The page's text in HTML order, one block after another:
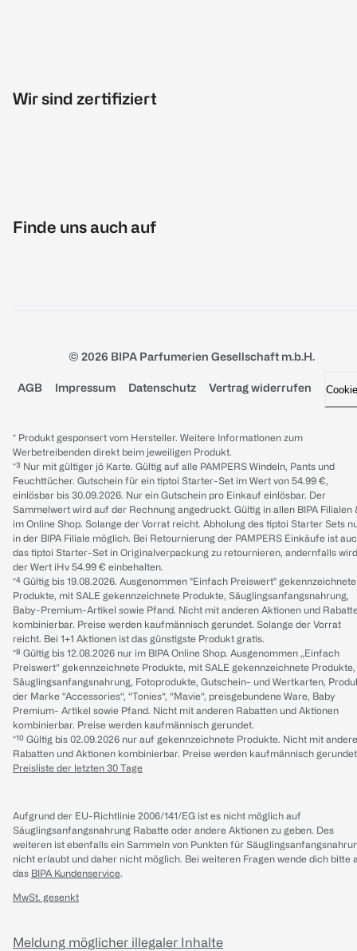
Wir sind zertifiziert
Finde uns auch auf
© 2026 BIPA Parfumerien Gesellschaft m.b.H.
AGB Impressum Datenschutz Vertrag widerrufen
* Produkt gesponsert vom Hersteller. Weitere Informationen zum
Werbetreibenden direkt beim jeweiligen Produkt.
*³ Nur mit gültiger jö Karte. Gültig auf alle PAMPERS Windeln, Pants und
Feuchttücher. Gutschein für ein tiptoi Starter-Set im Wert von 54.99 €,
einlösbar bis 30.09.2026. Nur ein Gutschein pro Einkauf einlösbar. Der
Sammelwert wird auf der Rechnung angedruckt. Gültig in allen BIPA Filialen
im Online Shop. Solange der Vorrat reicht. Abholung des tiptoi Starter Sets
in der BIPA Filiale möglich. Bei Retournierung der PAMPERS Einkäufe ist
das tiptoi Starter-Set in Originalverpackung zu retournieren, andernfalls wird
der Wert iHv 54.99 € einbehalten.
*⁴ Gültig bis 19.08.2026. Ausgenommen "Einfach Preiswert" gekennzeichnete
Produkte, mit SALE gekennzeichnete Produkte, Säuglingsanfangsnahrung,
Baby-Premium-Artikel sowie Pfand. Nicht mit anderen Aktionen und
kombinierbar. Preise werden kaufmännisch gerundet. Solange der Vorrat
reicht. Bei 1+1 Aktionen ist das günstigste Produkt gratis.
*⁸ Gültig bis 12.08.2026 nur im BIPA Online Shop. Ausgenommen „Einfach
Preiswert“ gekennzeichnete Produkte, mit SALE gekennzeichnete Produkte,
Säuglingsanfangsnahrung, Fotoprodukte, Gutschein- und Wertkarten,
der Marke “Accessories“, “Tonies“, “Mavie“, preisgebundene Ware, Baby
Premium- Artikel sowie Pfand. Nicht mit anderen Rabatten und Aktionen
kombinierbar. Preise werden kaufmännisch gerundet.
*¹⁰ Gültig bis 02.09.2026 nur auf gekennzeichnete Produkte. Nicht mit
Rabatten und Aktionen kombinierbar. Preise werden kaufmännisch
Preisliste der letzten 30 Tage
Aufgrund der EU-Richtlinie 2006/141/EG ist es nicht möglich auf
Säuglingsanfangsnahrung Rabatte oder andere Aktionen zu geben. Des
weiteren ist ebenfalls ein Sammeln von Punkten für
nicht erlaubt und daher nicht möglich. Bei weiteren Fragen wende dich bitte
das BIPA Kundenservice.
MwSt. gesenkt
Meldung möglicher illegaler Inhalte